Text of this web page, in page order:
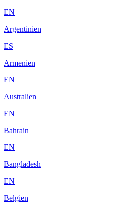
EN
Argentinien
ES
Armenien
EN
Australien
EN
Bahrain
EN
Bangladesh
EN
Belgien